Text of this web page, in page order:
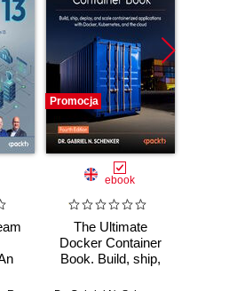
Promocja
ebook
The Ultimate
Docker Container
Book. Build, ship,